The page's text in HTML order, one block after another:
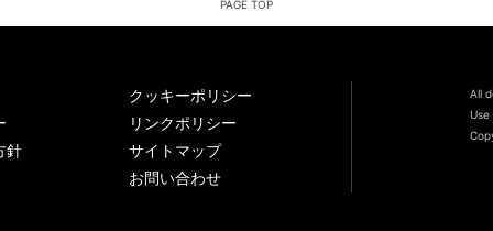
PAGE TOP
針
クッキーポリシー
リンクポリシー
サイトマップ
お問い合わせ
All